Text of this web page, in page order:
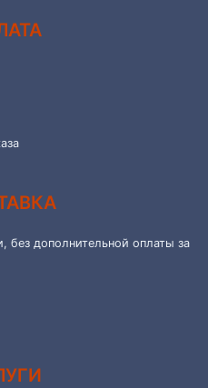
без дополнительной оплаты за